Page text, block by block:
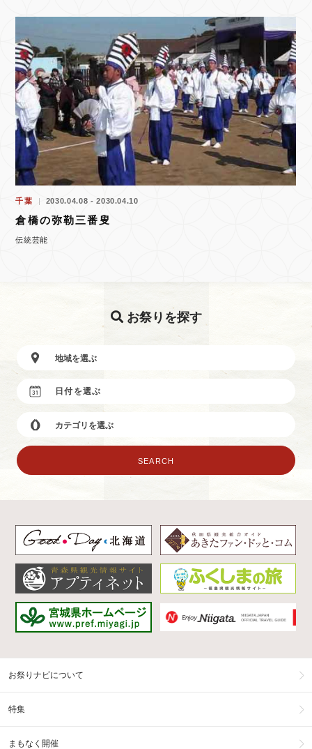
千葉 2030.04.08 - 2030.04.10
倉橋の弥勒三番叟
伝統芸能
お祭りを探す
お祭りナビについて
特集
まもなく開催